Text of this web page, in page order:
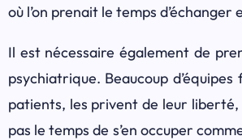
où l’on prenait le temps
Il est nécessaire également de
psychiatrique. Beaucoup
patients, les privent de leur liberté,
pas le temps de s’en occuper